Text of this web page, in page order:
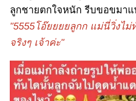
ลูกชายตกใจหนัก รีบขอขมา
"5555โอ๊ยยยยลูกก แม่นี่วิ่งไ
จริงๆ เจ้าค่ะ"